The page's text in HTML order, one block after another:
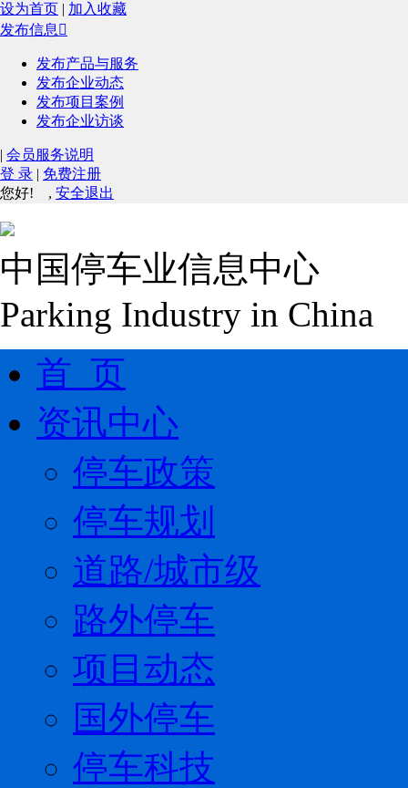
设为首页 | 加入收藏
发布信息 
发布产品与服务
发布企业动态
发布项目案例
发布企业访谈
| 会员服务说明
登 录 | 免费注册
您好!
, 安全退出
中国停车业信息中心
Parking Industry in China
首 页
资讯中心
停车政策
停车规划
道路/城市级
路外停车
项目动态
国外停车
停车科技